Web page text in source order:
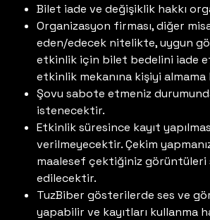
Bilet iade ve değişiklik hakkı
Organizasyon firması, diğer
eden/edecek nitelikte, uygun
etkinlik için bilet bedelini iade
etkinlik mekanına kişiyi
Şovu sabote etmeniz durumunda
istenecektir.
Etkinlik süresince kayıt
verilmeyecektir. Çekim
maalesef çektiğiniz görüntüleri
edilecektir.
TuzBiber gösterilerde ses ve
yapabilir ve kayıtları kullanma